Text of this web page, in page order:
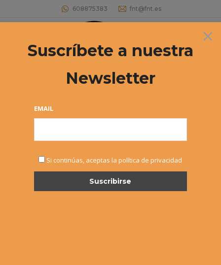
608875383 fnt@fnt.es
Buscar:
Archivos diarios: 24 febrero, 2020
×
Suscríbete a nuestra
Newsletter
EMAIL
Si continúas, aceptas la política de privacidad